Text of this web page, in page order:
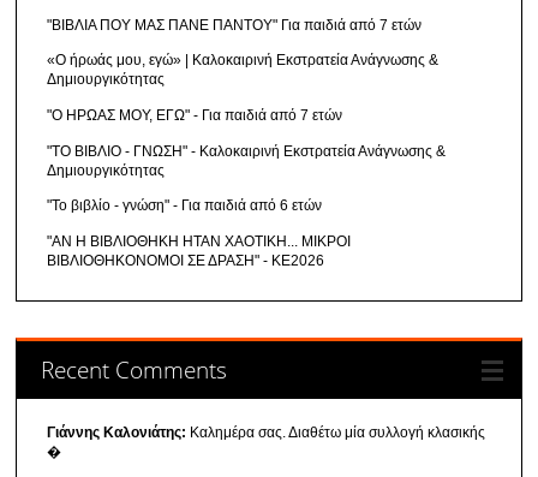
"ΒΙΒΛΙΑ ΠΟΥ ΜΑΣ ΠΑΝΕ ΠΑΝΤΟΥ" Για παιδιά από 7 ετών
«Ο ήρωάς μου, εγώ» | Καλοκαιρινή Εκστρατεία Ανάγνωσης &
Δημιουργικότητας
"Ο ΗΡΩΑΣ ΜΟΥ, ΕΓΩ" - Για παιδιά από 7 ετών
"ΤΟ ΒΙΒΛΙΟ - ΓΝΩΣΗ" - Καλοκαιρινή Εκστρατεία Ανάγνωσης &
Δημιουργικότητας
"Το βιβλίο - γνώση" - Για παιδιά από 6 ετών
"ΑΝ Η ΒΙΒΛΙΟΘΗΚΗ ΗΤΑΝ ΧΑΟΤΙΚΗ... ΜΙΚΡΟΙ
ΒΙΒΛΙΟΘΗΚΟΝΟΜΟΙ ΣΕ ΔΡΑΣΗ" - ΚΕ2026
Recent Comments
Γιάννης Καλονιάτης: Καλημέρα σας. Διαθέτω μία συλλογή κλασικής
�